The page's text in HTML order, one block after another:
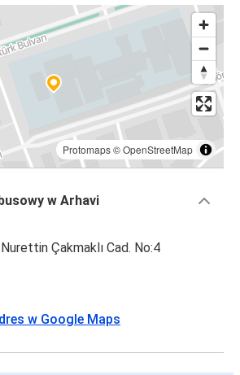
Protomaps©OpenStreetMap
w Arhavi
Çakmaklı Cad. No:4
w Google Maps